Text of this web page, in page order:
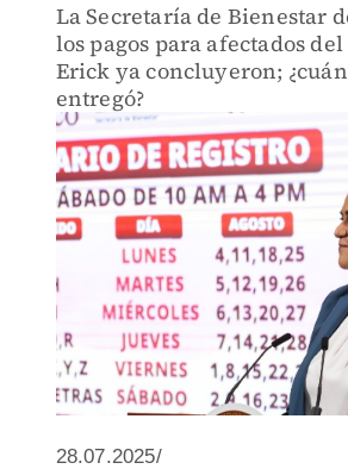
La Secretaría de Bienestar
los pagos para afectados
Erick ya concluyeron;
entregó?
28.07.2025/